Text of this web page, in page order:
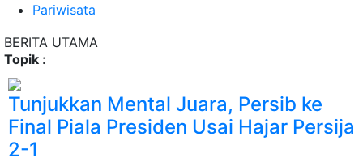
Pariwisata
BERITA UTAMA
Topik :
Tunjukkan Mental Juara, Persib ke
Final Piala Presiden Usai Hajar Persija
2-1